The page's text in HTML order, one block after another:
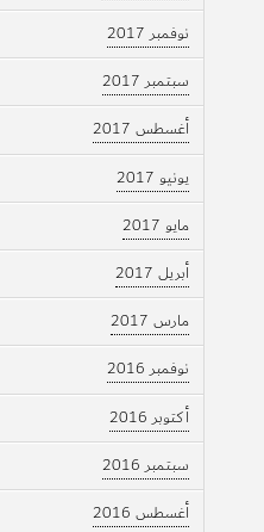
نوفمبر 2017
سبتمبر 2017
أغسطس 2017
يونيو 2017
مايو 2017
أبريل 2017
مارس 2017
نوفمبر 2016
أكتوبر 2016
سبتمبر 2016
أغسطس 2016